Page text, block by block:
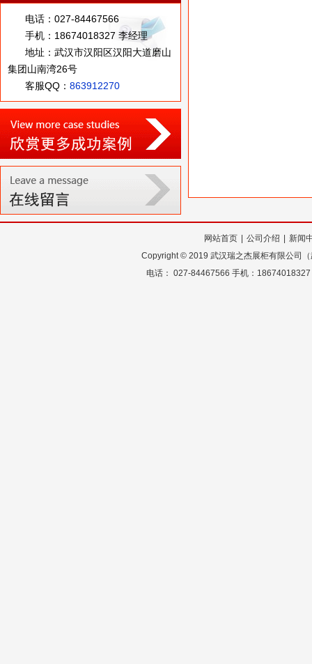
电话：027-84467566
手机：18674018327 李经理
地址：武汉市汉阳区汉阳大道磨山
集团山南湾26号
客服QQ： 863912270
网站首页 公司介绍
新闻
Copyright© 2019 武汉瑞之杰展柜有限公司
电话： 027-84467566 手机：